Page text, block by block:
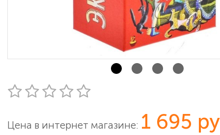
Цена в интернет магазине: 1 695